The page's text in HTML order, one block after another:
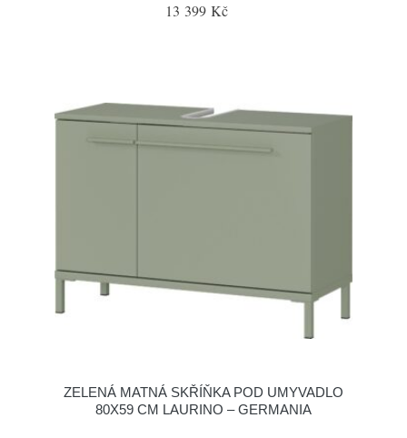
13 399 Kč
ZELENÁ MATNÁ SKŘÍŇKA POD UMYVADLO
80X59 CM LAURINO – GERMANIA